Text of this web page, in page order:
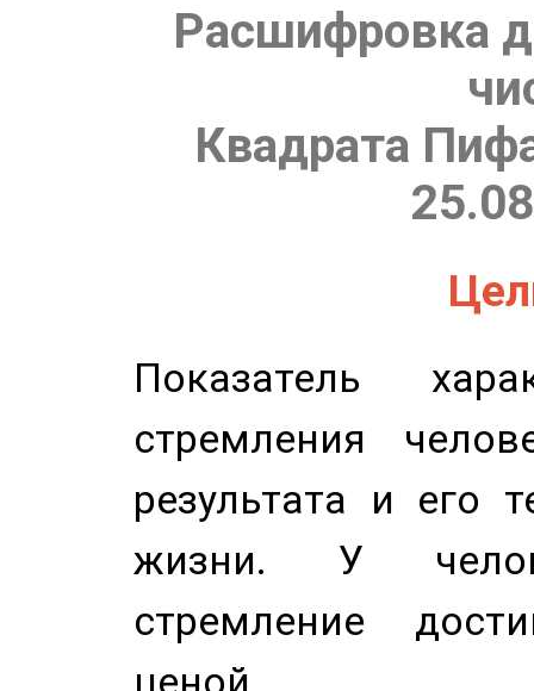
Расшифровка
Квадрата
Показатель
стремления
результата и его
жизни. У
стремление